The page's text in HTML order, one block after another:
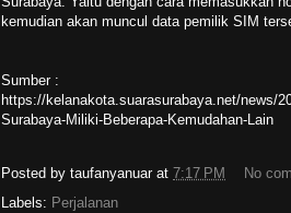
kemudian akan muncul data pemilik SIM
Sumber :
https://kelanakota.suarasurabaya.net/news/
Surabaya-Miliki-Beberapa-Kemudahan-Lain
Posted by taufanyanuar at 7:17 PM
No
Labels: Perjalanan